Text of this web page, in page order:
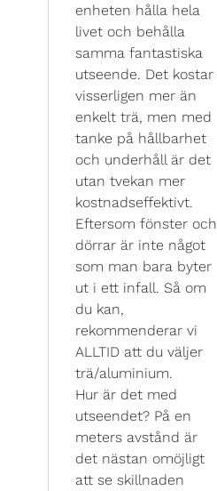
enheten hålla hela
livet och behålla
samma fantastiska
utseende. Det kostar
visserligen mer än
enkelt trä, men med
tanke på hållbarhet
och underhåll är det
utan tvekan mer
kostnadseffektivt.
Eftersom fönster och
dörrar är inte något
som man bara byter
ut i ett infall. Så om
du kan,
rekommenderar vi
ALLTID att du väljer
trä/aluminium.
Hur är det med
utseendet? På en
meters avstånd är
det nästan omöjligt
att se skillnaden